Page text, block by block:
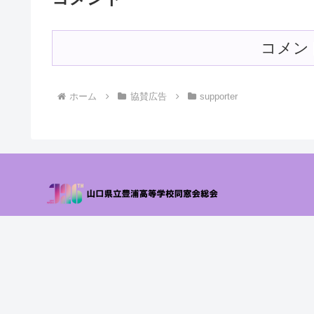
コメン
ホーム 協賛広告 supporter